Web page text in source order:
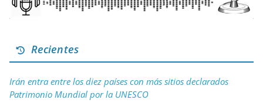
Recientes
Irán entra entre los diez países con más sitios declarados
Patrimonio Mundial por la UNESCO